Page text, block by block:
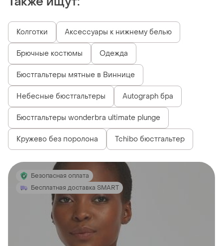
Колготки Аксессуары к нижнему белью
Брючные костюмы Одежда
Бюстгальтеры мятные в Виннице
Небесные бюстгальтеры Autograph бра
Бюстгальтеры wonderbra ultimate plunge
Кружево без поролона Tchibo бюстгальтер
Безопасная оплата
Бесплатная доставка SMART